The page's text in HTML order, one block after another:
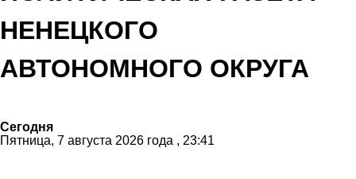
НЕНЕЦКОГО
АВТОНОМНОГО ОКРУГА
Сегодня
Пятница, 7 августа 2026 года , 23:41